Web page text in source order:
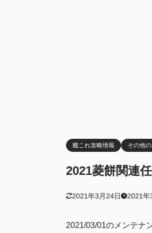
艦これ攻略情報 その他
2021菱餅関連
2021年3月24日 2021年
2021/03/01のメンテナ